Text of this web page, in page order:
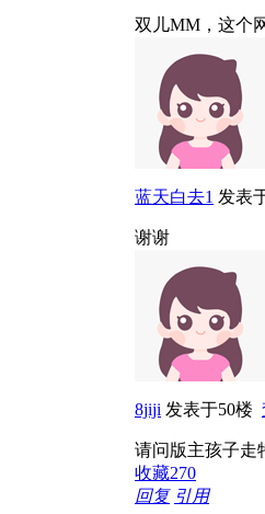
双儿MM，这个
蓝天白去1 发表
谢谢
8jiji 发表于50楼
请问版主孩子走
收藏270
回复 引用